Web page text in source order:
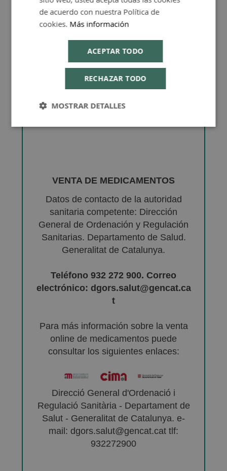
VENTA DE MEDICAMENTOS
Datos de contacto de la autoridad
sanitaria competente: Dirección
General de Ordenación y Regulación
Sanitarias. Departamento de Salud.
Generalitat de Catalunya.
Teléfono 932 272 900. Correo
electrónico: dgors.salut@gencat.ca
t
Para más información sobre la venta
online de medicamentos puede
consultar los siguientes enlaces:
Direcció General d'Ordenació i
Regulació Sanitària - Departament de
Salut - Generalitat de Catalunya. e-
mail: dgors.salut@gencat.cat tlf:
932272900
de acuerdo con nuestra Política de
cookies. Más información
ACEPTAR TODO
RECHAZAR TODO
MOSTRAR DETALLES